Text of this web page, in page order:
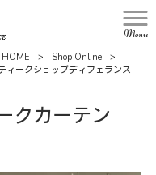
Menu
HOME > Shop Online
>
ィークショップディフェランス
クカーテン